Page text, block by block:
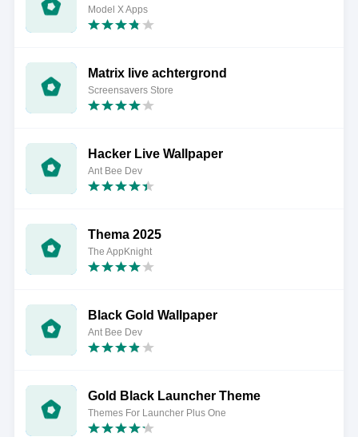
Model X Apps
Matrix live achtergrond
Screensavers Store
Hacker Live Wallpaper
Ant Bee Dev
Thema 2025
The AppKnight
Black Gold Wallpaper
Ant Bee Dev
Gold Black Launcher Theme
Themes For Launcher Plus One